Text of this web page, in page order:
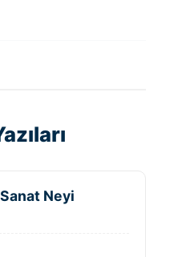
Neyi